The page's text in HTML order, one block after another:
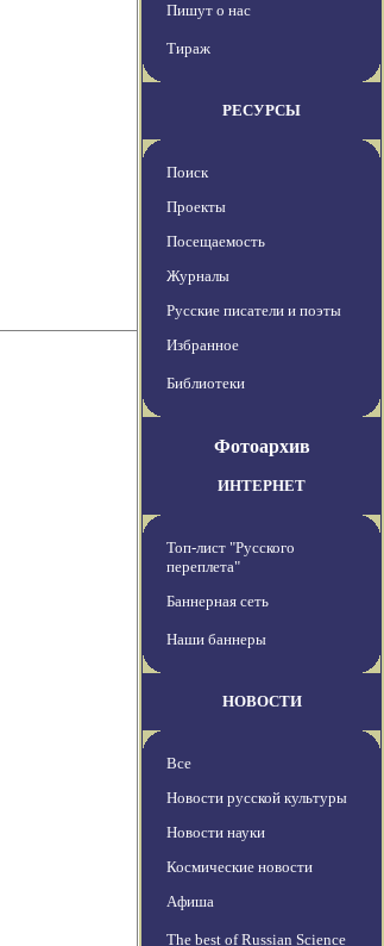
Пишут о нас
Тираж
РЕСУРСЫ
Поиск
Проекты
Посещаемость
Журналы
Русские писатели и поэты
Избранное
Библиотеки
Фотоархив
ИНТЕРНЕТ
Топ-лист "Русского
переплета"
Баннерная сеть
Наши баннеры
НОВОСТИ
Все
Новости русской культуры
Новости науки
Космические новости
Афиша
The best of Russian Science